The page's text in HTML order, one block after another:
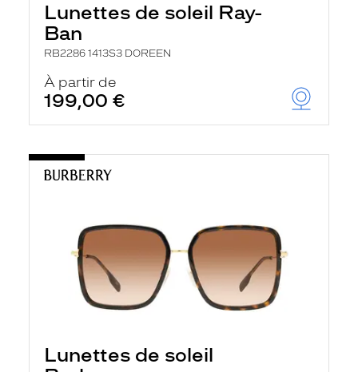
Lunettes de soleil Ray-
Ban
RB2286 1413S3 DOREEN
À partir de
199,00 €
Lunettes de soleil